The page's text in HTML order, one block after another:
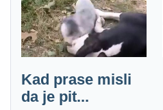
Kad prase misli
da je pit...